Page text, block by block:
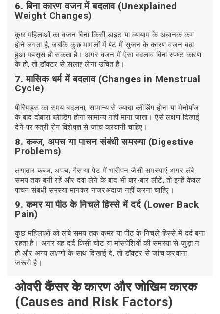
6. बिना कारण वजन में बदलाव (Unexplained
Weight Changes)
कुछ महिलाओं का वजन बिना किसी डाइट या व्यायाम के अचानक कम
होने लगता है, जबकि कुछ मामलों में पेट में सूजन के कारण वजन बढ़ा
हुआ महसूस हो सकता है। अगर वजन में ऐसा बदलाव बिना स्पष्ट कारण
के हो, तो डॉक्टर से सलाह लेना उचित है।
7. मासिक धर्म में बदलाव (Changes in Menstrual
Cycle)
पीरियड्स का समय बदलना, सामान्य से ज्यादा ब्लीडिंग होना या मेनोपॉज
के बाद दोबारा ब्लीडिंग होना सामान्य नहीं माना जाता। ऐसे लक्षण दिखाई
देने पर स्त्री रोग विशेषज्ञ से जांच करवानी चाहिए।
8. कब्ज, अपच या पाचन संबंधी समस्या (Digestive
Problems)
लगातार कब्ज, अपच, गैस या पेट में भारीपन जैसी समस्याएं अगर लंबे
समय तक बनी रहें और दवा लेने के बाद भी बार-बार लौटें, तो इन्हें केवल
पाचन संबंधी समस्या मानकर नजरअंदाज नहीं करना चाहिए।
9. कमर या पीठ के निचले हिस्से में दर्द (Lower Back
Pain)
कुछ महिलाओं को लंबे समय तक कमर या पीठ के निचले हिस्से में दर्द बना
रहता है। अगर यह दर्द किसी चोट या मांसपेशियों की समस्या से जुड़ा न
हो और अन्य लक्षणों के साथ दिखाई दे, तो डॉक्टर से जांच करवाना
जरूरी है।
ओवरी कैंसर के कारण और जोखिम कारक
(Causes and Risk Factors)